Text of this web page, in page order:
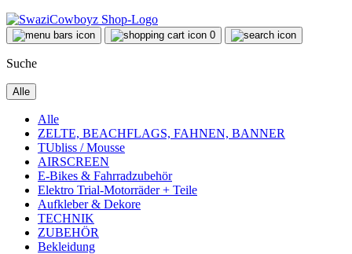
0
Suche
Alle
Alle
ZELTE, BEACHFLAGS, FAHNEN, BANNER
TUbliss / Mousse
AIRSCREEN
E-Bikes & Fahrradzubehör
Elektro Trial-Motorräder + Teile
Aufkleber & Dekore
TECHNIK
ZUBEHÖR
Bekleidung